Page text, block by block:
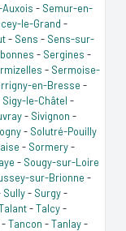
- Semur-en-
le-Grand -
- Sens - Sens-sur-
- Sergines -
- Sermoise-
en-Bresse -
Sigy-le-Châtel -
- Sivignon -
- Solutré-Pouilly
- Sormery-
- Sougy-sur-Loire
sur-Brionne -
Sully- Surgy-
-Talcy-
-Tancon -Tanlay-